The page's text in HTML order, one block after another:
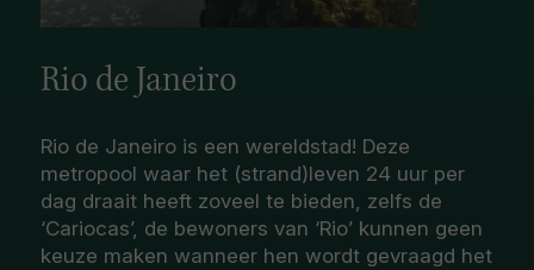
Rio de Janeiro
Rio de Janeiro is een wereldstad! Deze
metropool waar het (strand)leven 24 uur per
dag draait heeft zoveel te bieden, zelfs de
‘Cariocas’, de bewoners van ‘Rio’ kunnen geen
keuze maken wanneer hen wordt gevraagd het